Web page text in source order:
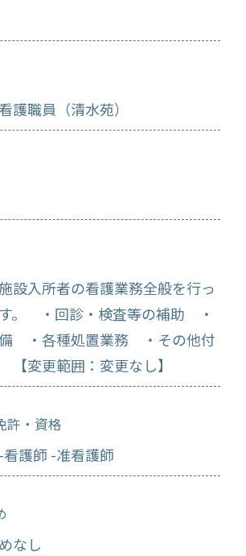
護職員（清水苑）
設入所者の看護業務全般を行っ
。 ・回診・検査等の補助 ・
・各種処置業務 ・その他付
変更範囲：変更なし】
許・資格
護師 -准看護師
なし